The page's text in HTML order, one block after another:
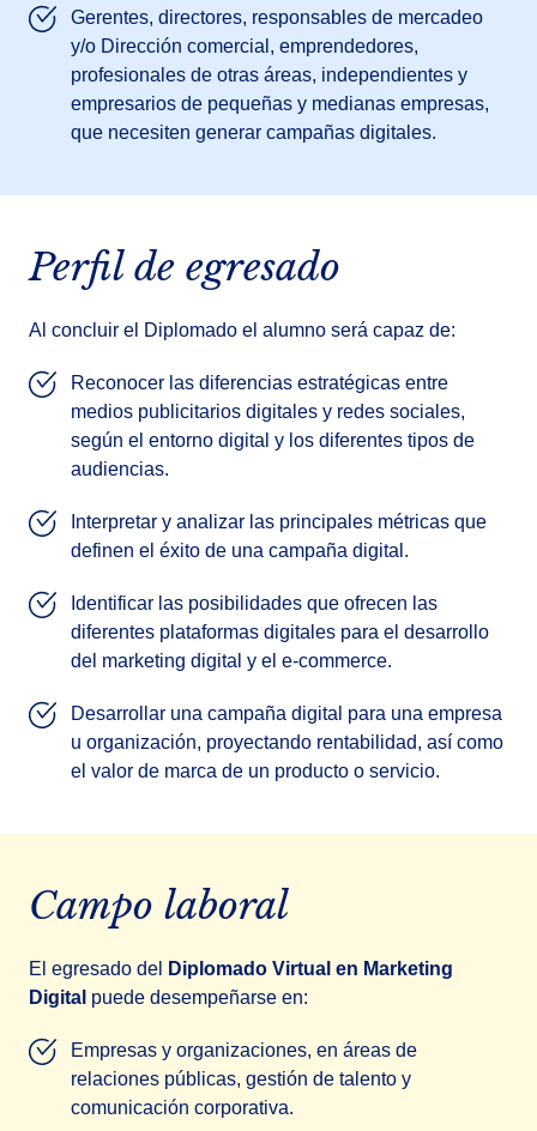
Gerentes, directores, responsables de mercadeo
y/o Dirección comercial, emprendedores,
profesionales de otras áreas, independientes y
empresarios de pequeñas y medianas empresas,
que necesiten generar campañas digitales.
Perfil de egresado
Al concluir el Diplomado el alumno será capaz de:
Reconocer las diferencias estratégicas entre
medios publicitarios digitales y redes sociales,
según el entorno digital y los diferentes tipos de
audiencias.
Interpretar y analizar las principales métricas que
definen el éxito de una campaña digital.
Identificar las posibilidades que ofrecen las
diferentes plataformas digitales para el desarrollo
del marketing digital y el e-commerce.
Desarrollar una campaña digital para una empresa
u organización, proyectando rentabilidad, así como
el valor de marca de un producto o servicio.
Campo laboral
El egresado del
Diplomado Virtual en Marketing
Digital puede desempeñarse en:
Empresas y organizaciones, en áreas de
relaciones públicas, gestión de talento y
comunicación corporativa.